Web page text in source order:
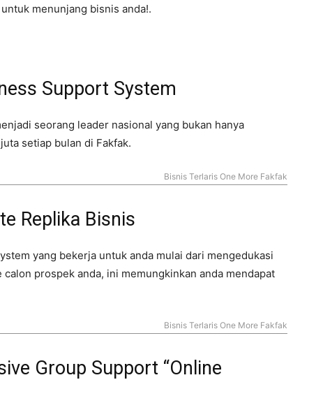
menunjang bisnis anda!.
Support System
seorang leader nasional yang bukan hanya
setiap bulan di Fakfak.
Bisnis Terlaris One More Fakfak
Replika Bisnis
yang bekerja untuk anda mulai dari mengedukasi
prospek anda, ini memungkinkan anda mendapat
Bisnis Terlaris One More Fakfak
Group Support “Online